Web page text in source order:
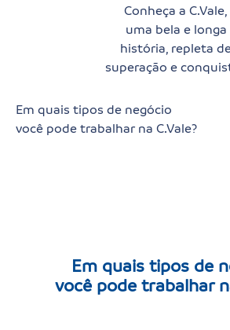
Conheça a C.Vale,
uma bela e longa
história, repleta
superação e
Em quais tipos de negócio
você pode trabalhar na C.Vale?
Em quais tipos de
você pode trabalhar